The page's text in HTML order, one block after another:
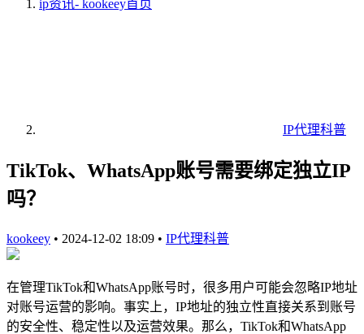
ip资讯- kookeey首页
IP代理科普
TikTok、WhatsApp账号需要绑定独立IP
吗？
kookeey • 2024-12-02 18:09 • IP代理科普
在管理TikTok和WhatsApp账号时，很多用户可能会忽略IP地址
对账号运营的影响。事实上，IP地址的独立性直接关系到账号
的安全性、稳定性以及运营效果。那么，TikTok和WhatsApp